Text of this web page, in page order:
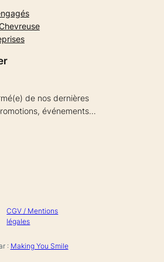
de nos dernières
événements…
CGV / Mentions
légales
: Making You Smile